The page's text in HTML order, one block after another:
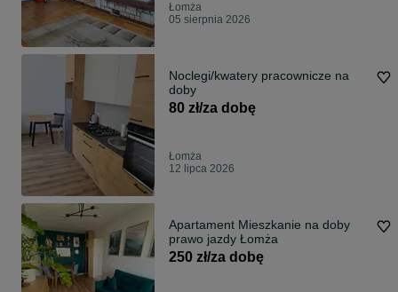
Łomża
05 sierpnia 2026
Noclegi/kwatery pracownicze na
doby
80 zł/za dobę
Łomża
12 lipca 2026
Apartament Mieszkanie na doby
prawo jazdy Łomża
250 zł/za dobę